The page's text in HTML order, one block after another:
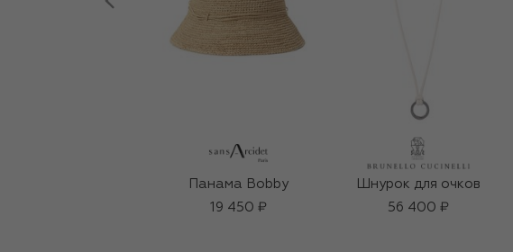
Панама Bobby
19 450 ₽
Шнурок для очков
56 400 ₽